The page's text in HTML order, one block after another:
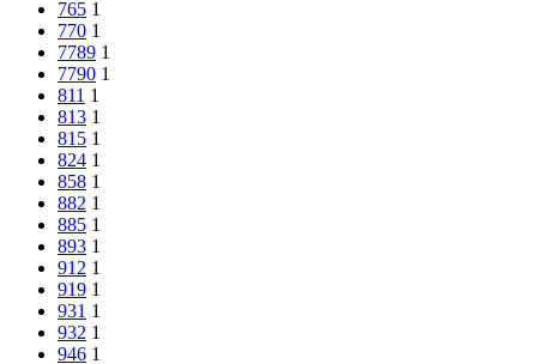
765 1
770 1
7789 1
7790 1
811 1
813 1
815 1
824 1
858 1
882 1
885 1
893 1
912 1
919 1
931 1
932 1
946 1